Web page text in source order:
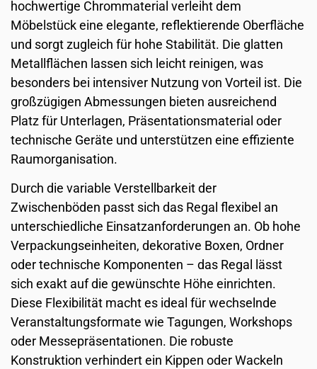
hochwertige Chrommaterial verleiht dem
Möbelstück eine elegante, reflektierende Oberfläche
und sorgt zugleich für hohe Stabilität. Die glatten
Metallflächen lassen sich leicht reinigen, was
besonders bei intensiver Nutzung von Vorteil ist. Die
großzügigen Abmessungen bieten ausreichend
Platz für Unterlagen, Präsentationsmaterial oder
technische Geräte und unterstützen eine effiziente
Raumorganisation.
Durch die variable Verstellbarkeit der
Zwischenböden passt sich das Regal flexibel an
unterschiedliche Einsatzanforderungen an. Ob hohe
Verpackungseinheiten, dekorative Boxen, Ordner
oder technische Komponenten – das Regal lässt
sich exakt auf die gewünschte Höhe einrichten.
Diese Flexibilität macht es ideal für wechselnde
Veranstaltungsformate wie Tagungen, Workshops
oder Messepräsentationen. Die robuste
Konstruktion verhindert ein Kippen oder Wackeln